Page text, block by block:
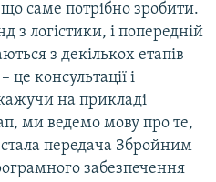
саме потрібно зробити.
з логістики, і попередній
з декількох етапів
це консультації і
на прикладі
ми ведемо мову про те,
передача Збройним
забезпечення